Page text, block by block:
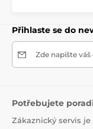
Před aplikací
zbavená
zvládne ho
podrobný návod.
Přihlaste se do
Zde napište
Potřebujete
Zákaznický servis